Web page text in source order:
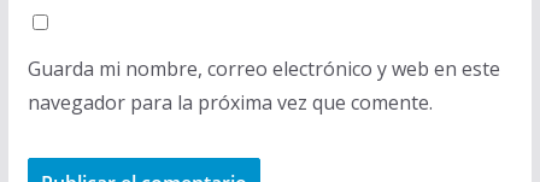
Guarda mi nombre, correo electrónico y web en este
navegador para la próxima vez que comente.